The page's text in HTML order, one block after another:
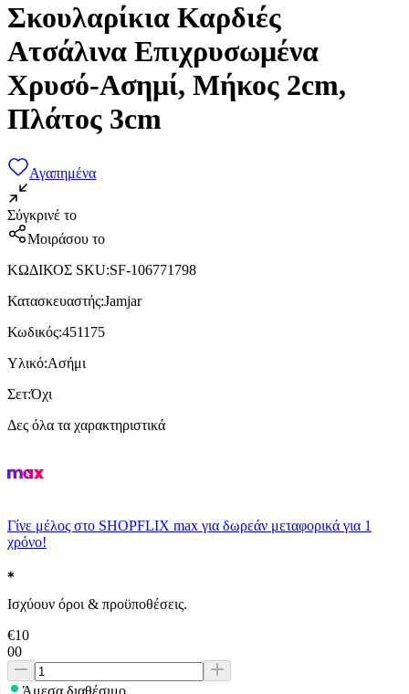
Σκουλαρίκια Καρδιές
Ατσάλινα Επιχρυσωμένα
Χρυσό-Ασημί, Μήκος 2cm,
Πλάτος 3cm
Αγαπημένα
Σύγκρινέ το
Μοιράσου το
ΚΩΔΙΚΟΣ SKU:SF-106771798
Κατασκευαστής:Jamjar
Κωδικός:451175
Υλικό:Ασήμι
Σετ:Όχι
Δες όλα τα χαρακτηριστικά
Γίνε μέλος στο SHOPFLIX max για δωρεάν μεταφορικά για 1
χρόνο!
Ισχύουν όροι & προϋποθέσεις.
€10
00
Άμεσα διαθέσιμο